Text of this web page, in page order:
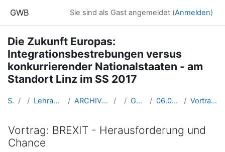
GWB Sie sind als Gast angemeldet (Anmelden)
Die Zukunft Europas:
Integrationsbestrebungen versus
konkurrierender Nationalstaaten - am
Standort Linz im SS 2017
Startseite Kurse Lehramtsausbildung GW im Cluster Österreich Mitte ARCHIV - Lehrveranstaltungen am Standort Linz - seit 2016 SS 2017 GW_WahlfachEU_Linz_2017ss 06.04.2017 BREXIT - Wie weiter in Europa? Vortrag: BREXIT - Herausforderung und Chance
Vortrag: BREXIT - Herausforderung und
Chance